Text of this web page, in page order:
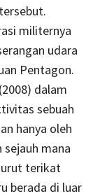
militernya
udara
Pentagon.
dalam
sebuah
hanya oleh
mana
terikat
berada di luar